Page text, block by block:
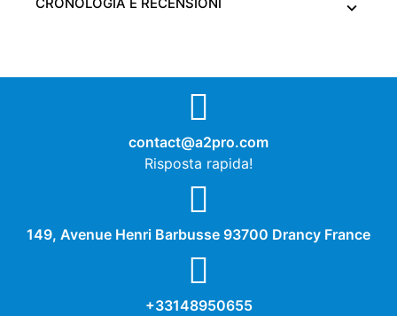
CRONOLOGIA E RECENSIONI
contact@a2pro.com
Risposta rapida!
149, Avenue Henri Barbusse 93700 Drancy France
+33148950655